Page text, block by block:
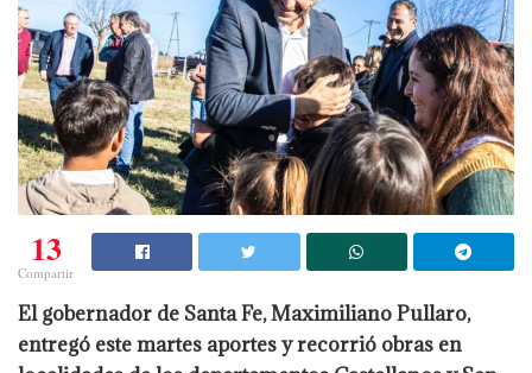
13
Compartir
El gobernador de Santa Fe, Maximiliano Pullaro,
entregó este martes aportes y recorrió obras en